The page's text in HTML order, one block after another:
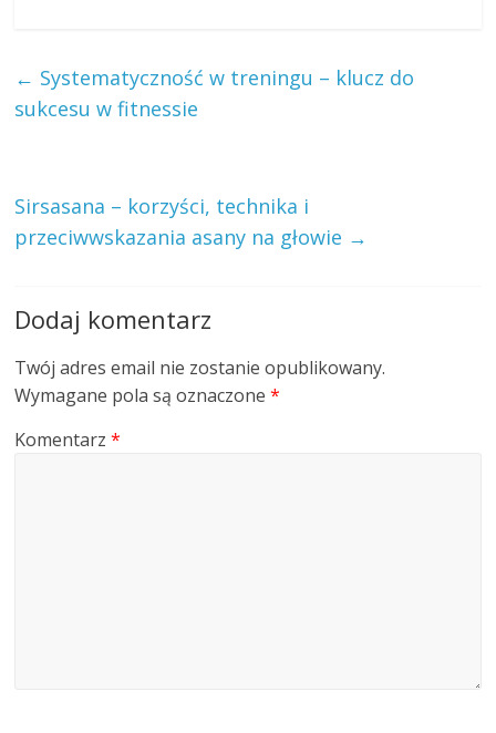
← Systematyczność w treningu – klucz do
sukcesu w fitnessie
Sirsasana – korzyści, technika i
przeciwwskazania asany na głowie →
Dodaj komentarz
Twój adres email nie zostanie opublikowany.
Wymagane pola są oznaczone*
Komentarz*